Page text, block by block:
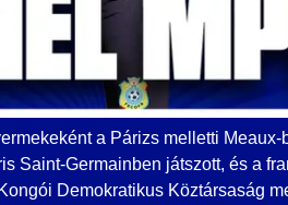
a Párizs melletti
Saint-Germainben játszott, és a
Demokratikus Köztársaság